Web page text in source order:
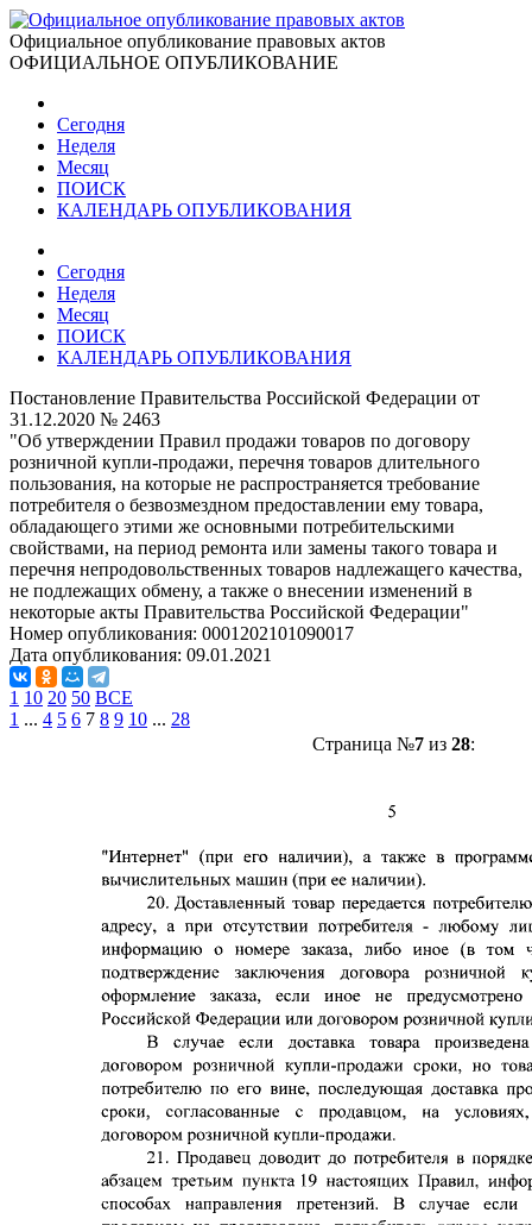
Официальное опубликование правовых актов
ОФИЦИАЛЬНОЕ ОПУБЛИКОВАНИЕ
Сегодня
Неделя
Месяц
ПОИСК
КАЛЕНДАРЬ ОПУБЛИКОВАНИЯ
Сегодня
Неделя
Месяц
ПОИСК
КАЛЕНДАРЬ ОПУБЛИКОВАНИЯ
Постановление Правительства Российской Федерации от
31.12.2020 № 2463
"Об утверждении Правил продажи товаров по договору
розничной купли-продажи, перечня товаров длительного
пользования, на которые не распространяется требование
потребителя о безвозмездном предоставлении ему товара,
обладающего этими же основными потребительскими
свойствами, на период ремонта или замены такого товара и
перечня непродовольственных товаров надлежащего качества,
не подлежащих обмену, а также о внесении изменений в
некоторые акты Правительства Российской Федерации"
Номер опубликования: 0001202101090017
Дата опубликования: 09.01.2021
1 10 20 50 ВСЕ
1 ... 4 5 6 7 8 9 10 ... 28
Страница №7из 28: